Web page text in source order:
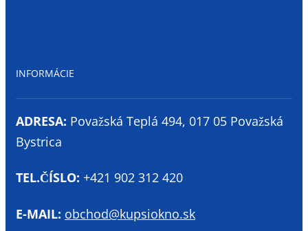
INFORMÁCIE
ADRESA: Považská Teplá 494, 017 05 Považská
Bystrica
TEL.ČÍSLO: +421 902 312 420
E-MAIL: obchod@kupsiokno.sk